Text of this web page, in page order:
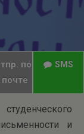
по
почте
SMS
и